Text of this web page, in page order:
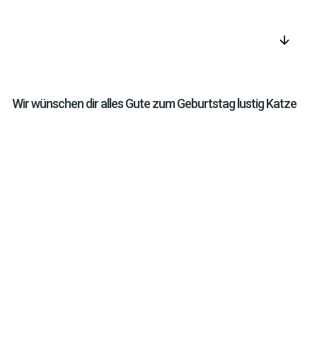
arrow_downward
Wir wünschen dir alles Gute zum Geburtstag lustig Katze